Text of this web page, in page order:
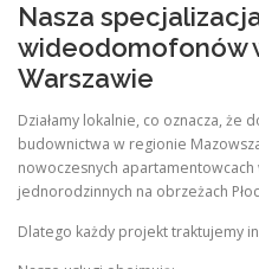
Nasza
wideodomofonów
Warszawie
Działamy lokalnie, co oznacza, że
budownictwa w regionie
nowoczesnych
jednorodzinnych na obrzeżach
Dlatego każdy projekt traktujemy